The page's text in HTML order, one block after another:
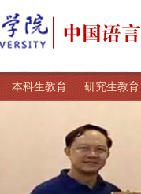
本科生教育 研究生教育